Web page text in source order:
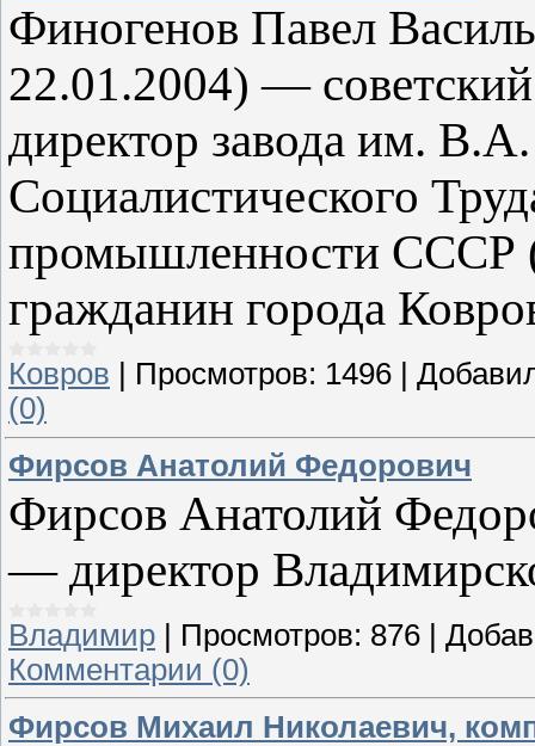
Финогенов Павел
22.01.2004) — советский
директор завода им.
Социалистического
промышленности СССР
гражданин города
Ковров Просмотров: 1496
(0)
Фирсов Анатолий Федорович
Фирсов Анатолий
— директор
Владимир Просмотров: 876
Комментарии (0)
Фирсов Михаил Николаевич,